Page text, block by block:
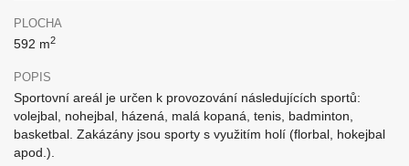
PLOCHA
592 m2
POPIS
Sportovní areál je určen k provozování následujících sportů:
volejbal, nohejbal, házená, malá kopaná, tenis, badminton,
basketbal. Zakázány jsou sporty s využitím holí (florbal, hokejbal
apod.).